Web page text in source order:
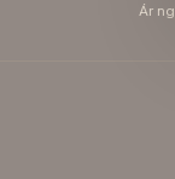
Ár